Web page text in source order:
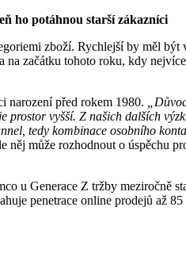
ho potáhnou starší zákazníci
zboží. Rychlejší by měl
začátku tohoto roku, kdy
narození před rokem 1980.
vyšší. Z našich dalších
tedy kombinace osobního
něj může rozhodnout o úspěchu
u Generace Z tržby meziročně
penetrace online prodejů až